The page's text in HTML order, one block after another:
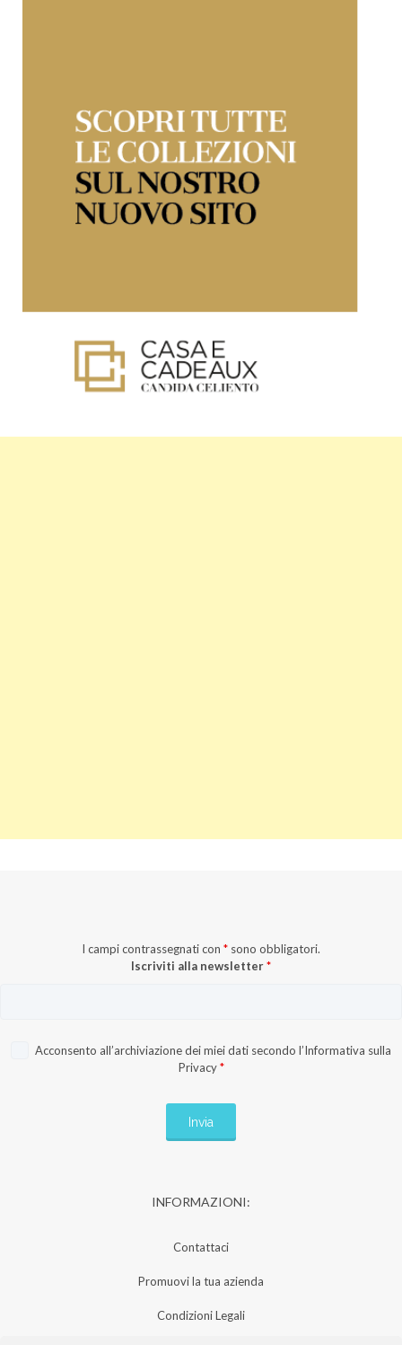
I campi contrassegnati con * sono obbligatori.
Iscriviti alla newsletter*
Acconsento all’archiviazione dei miei dati secondo l’Informativa sulla
Privacy *
INFORMAZIONI:
Contattaci
Promuovi la tua azienda
Condizioni Legali